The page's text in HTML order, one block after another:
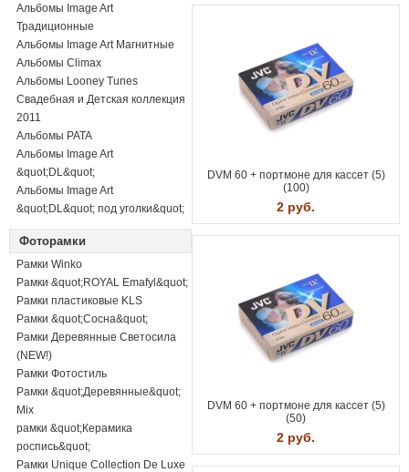
Альбомы Image Art
Традиционные
Альбомы Image Art Магнитные
Альбомы Climax
Альбомы Looney Tunes
Свадебная и Детская коллекция
2011
Альбомы PATA
Альбомы Image Art
&quot;DL&quot;
Альбомы Image Art
&quot;DL&quot; под уголки&quot;
Фоторамки
Рамки Winko
Рамки &quot;ROYAL Emafyl&quot;
Рамки пластиковые KLS
Рамки &quot;Сосна&quot;
Рамки Деревянные Светосила
(NEW!)
Рамки Фотостиль
Рамки &quot;Деревянные&quot;
Mix
рамки &quot;Керамика
роспись&quot;
Рамки Unique Collection De Luxe
DVM 60 + портмоне для кассет (5)
(100)
2 руб.
DVM 60 + портмоне для кассет (5)
(50)
2 руб.